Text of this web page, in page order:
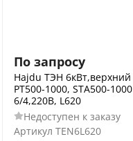
По запросу
Hajdu ТЭН 6кВт,верхний
PT500-1000, STA500-1000
6/4,220В, L620
Недоступен к заказу
Артикул TEN6L620